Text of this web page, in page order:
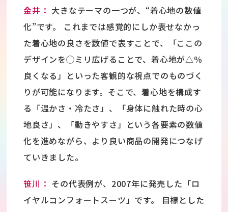
金井： 大きなテーマの一つが、“着心地の数値
化”です。 これまでは感覚的にしか表せなかっ
た着心地の良さを数値で表すことで、「ここの
デザインを◯ミリ広げることで、着心地が△％
良くなる」といった客観的な視点でのものづく
りが可能になります。そこで、着心地を構成す
る「温かさ・冷たさ」、「身体に触れた時の心
地良さ」、「動きやすさ」という各要素の数値
化を進めながら、より良い商品の開発につなげ
ていきました。
笹川： その代表例が、2007年に発売した「ロ
イヤルコンフォートスーツ」です。 目標とした